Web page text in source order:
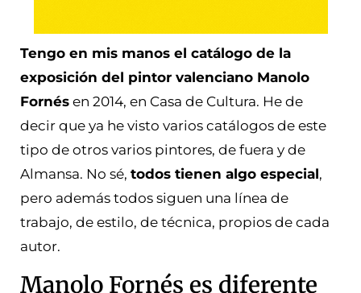
Tengo en mis manos el catálogo de la
exposición del pintor valenciano Manolo
Fornés en 2014, en Casa de Cultura. He de
decir que ya he visto varios catálogos de este
tipo de otros varios pintores, de fuera y de
Almansa. No sé, todos tienen algo especial,
pero además todos siguen una línea de
trabajo, de estilo, de técnica, propios de cada
autor.
Manolo Fornés es diferente